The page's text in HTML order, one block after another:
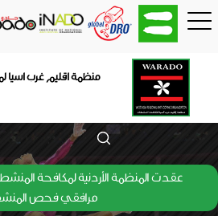
منظمة اقليم غرب اسيا
عقدت المنظمة الأردنية لمكافحة
مرافقي فحص